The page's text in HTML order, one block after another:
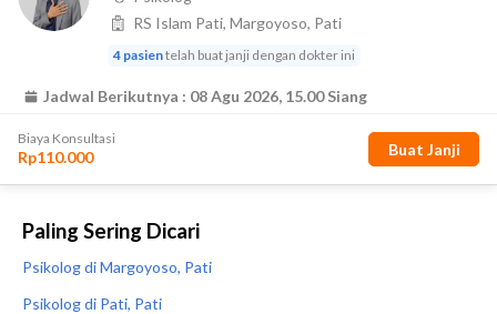
Paling Sering Dicari
Psikolog di Margoyoso, Pati
Psikolog di Pati, Pati